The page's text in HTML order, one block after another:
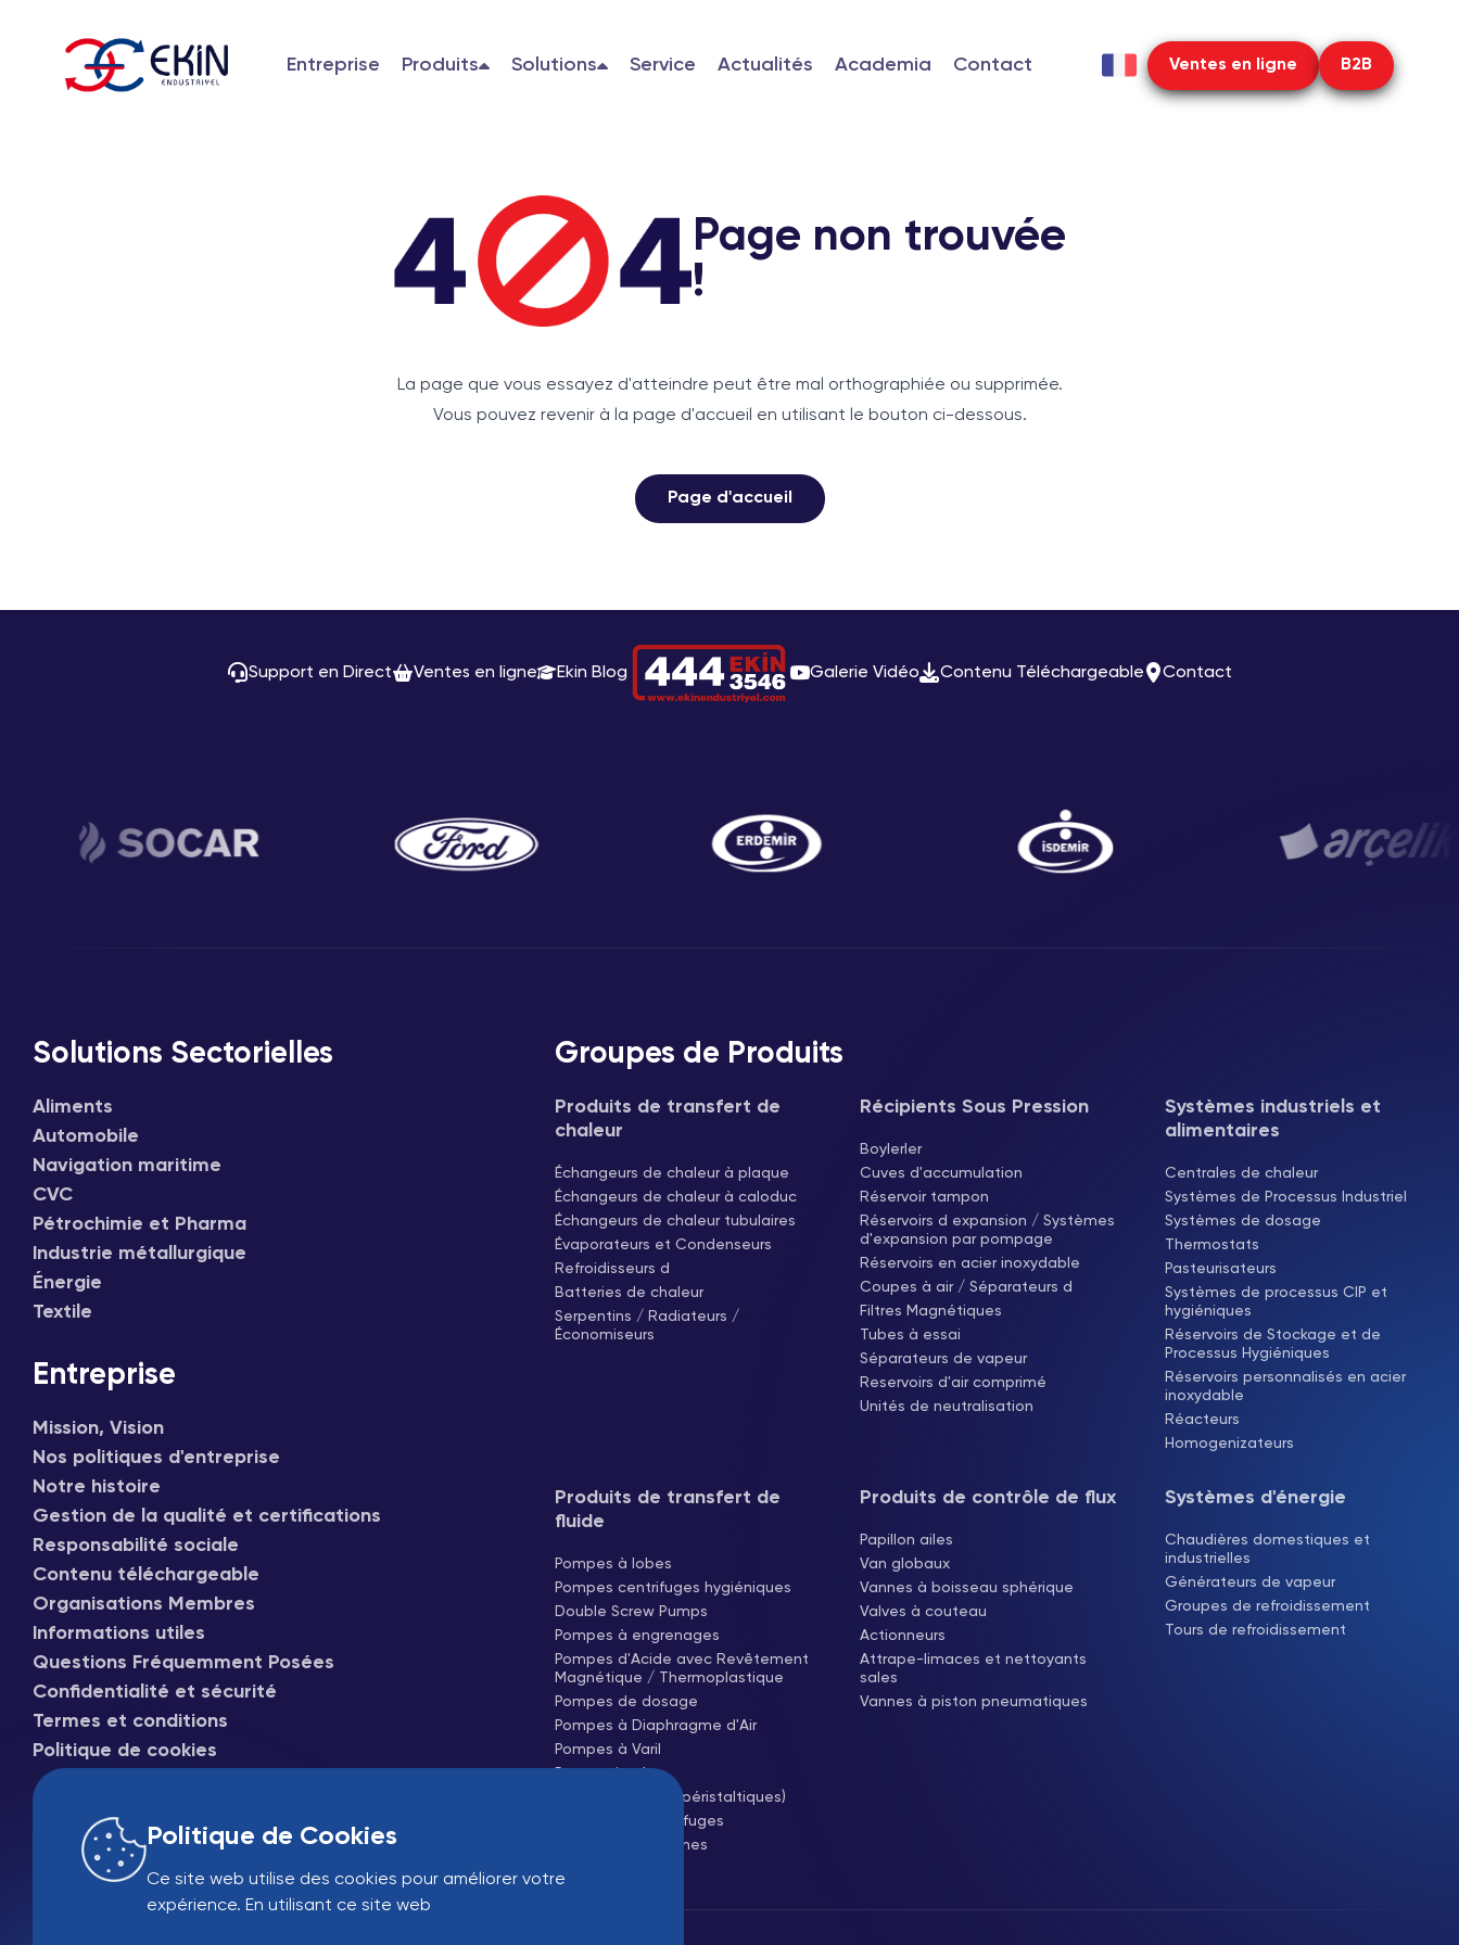
Entreprise Produits Solutions Service Actualités Academia Contact Ventes en ligne B2B
Page non trouvée
!
La page que vous essayez d'atteindre peut être mal orthographiée ou supprimée.
Vous pouvez revenir à la page d'accueil en utilisant le bouton ci-dessous.
Page d'accueil
Support en Direct Ventes en ligne Ekin Blog Galerie Vidéo Contenu Téléchargeable Contact
Solutions Sectorielles
Aliments
Automobile
Navigation maritime
CVC
Pétrochimie et Pharma
Industrie métallurgique
Énergie
Textile
Entreprise
Mission, Vision
Nos politiques d'entreprise
Notre histoire
Gestion de la qualité et certifications
Responsabilité sociale
Contenu téléchargeable
Organisations Membres
Informations utiles
Questions Fréquemment Posées
Confidentialité et sécurité
Termes et conditions
Politique de cookies
Groupes de Produits
Produits de transfert de
chaleur
Échangeurs de chaleur à plaque
Échangeurs de chaleur à caloduc
Échangeurs de chaleur tubulaires
Évaporateurs et Condenseurs
Refroidisseurs d
Batteries de chaleur
Serpentins / Radiateurs /
Économiseurs
Récipients Sous Pression
Boylerler
Cuves d'accumulation
Réservoir tampon
Réservoirs d expansion / Systèmes
d'expansion par pompage
Réservoirs en acier inoxydable
Coupes à air / Séparateurs d
Filtres Magnétiques
Tubes à essai
Séparateurs de vapeur
Reservoirs d'air comprimé
Unités de neutralisation
Systèmes industriels et
alimentaires
Centrales de chaleur
Systèmes de Processus Industriel
Systèmes de dosage
Thermostats
Pasteurisateurs
Systèmes de processus CIP et
hygiéniques
Réservoirs de Stockage et de
Processus Hygiéniques
Réservoirs personnalisés en acier
inoxydable
Réacteurs
Homogenizateurs
Produits de transfert de
fluide
Pompes à lobes
Pompes centrifuges hygiéniques
Double Screw Pumps
Pompes à engrenages
Pompes d'Acide avec Revêtement
Magnétique / Thermoplastique
Pompes de dosage
Pompes à Diaphragme d'Air
Pompes à Varil
Pumps simples
Pompes à tuyau (péristaltiques)
Soufflantes centrifuges
Soufflantes à racines
Produits de contrôle de flux
Papillon ailes
Van globaux
Vannes à boisseau sphérique
Valves à couteau
Actionneurs
Attrape-limaces et nettoyants
sales
Vannes à piston pneumatiques
Systèmes d'énergie
Chaudières domestiques et
industrielles
Générateurs de vapeur
Groupes de refroidissement
Tours de refroidissement
Politique de Cookies
Ce site web utilise des cookies pour améliorer votre
expérience. En utilisant ce site web